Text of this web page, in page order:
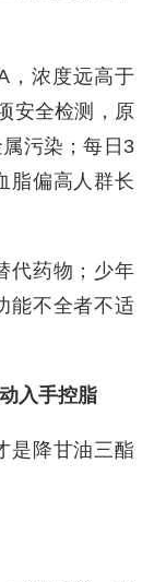
，浓度远高于
安全检测，原
污染；每日3
脂偏高人群长
代药物；少年
能不全者不适
入手控脂
是降甘油三酯